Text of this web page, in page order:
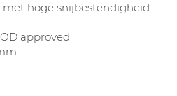
hoge snijbestendigheid.
approved